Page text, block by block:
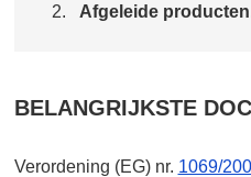
Afgeleide
BELANGRIJKSTE
Verordening (EG) nr. 1069/